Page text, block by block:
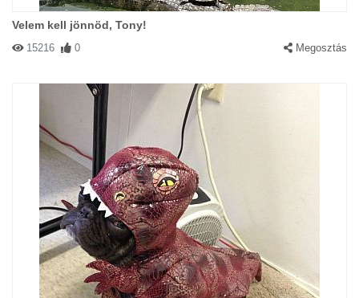
Velem kell jönnöd, Tony!
15216 0 Megosztás